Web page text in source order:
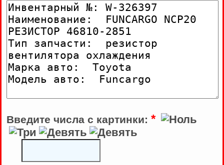
Введите числа с картинки: *